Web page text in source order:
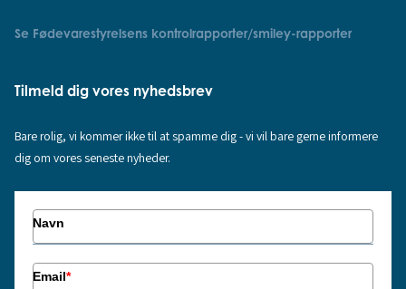
Se Fødevarestyrelsens kontrolrapporter/smiley-rapporter
Tilmeld dig vores nyhedsbrev
Bare rolig, vi kommer ikke til at spamme dig - vi vil bare gerne informere
dig om vores seneste nyheder.
Navn
Email*